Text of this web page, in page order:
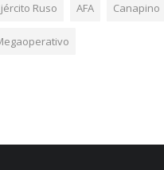
Ruso AFA Canapino